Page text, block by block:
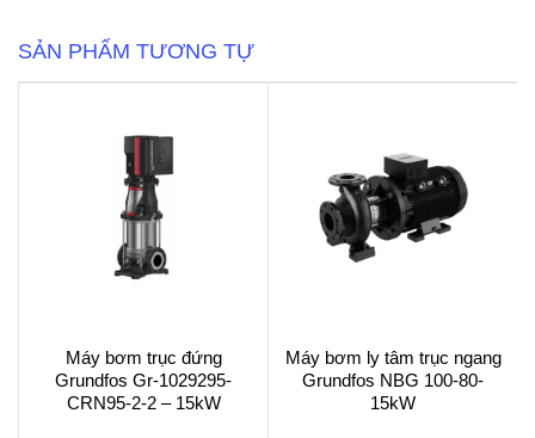
45-
09
SẢN PHẨM TƯƠNG TỰ
Máy bơm trục đứng
Grundfos Gr-1029295-
CRN95-2-2 – 15kW
Máy bơm ly tâm trục ngang
Grundfos NBG 100-80-
15kW